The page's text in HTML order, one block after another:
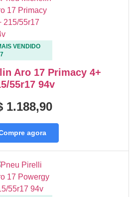
VENDIDO
Aro 17 Primacy 4+
55r17 94v
1.188,90
agora